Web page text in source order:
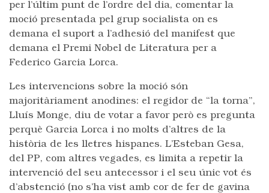
per l’últim punt de l’ordre del dia, comentar la
moció presentada pel grup socialista on es
demana el suport a l’adhesió del manifest que
demana el Premi Nobel de Literatura per a
Federico Garcia Lorca.
Les intervencions sobre la moció són
majoritàriament anodines: el regidor de “la torna”,
Lluís Monge, diu de votar a favor però es pregunta
perquè Garcia Lorca i no molts d’altres de la
història de les lletres hispanes. L’Esteban Gesa,
del PP, com altres vegades, es limita a repetir la
intervenció del seu antecessor i el seu únic vot és
d’abstenció (no s’ha vist amb cor de fer de gavina